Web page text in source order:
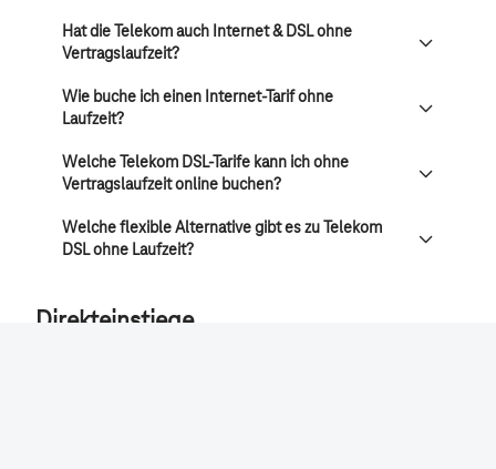
Hat die Telekom auch Internet & DSL ohne
Vertragslaufzeit?
Wie buche ich einen Internet-Tarif ohne
Laufzeit?
Welche Telekom DSL-Tarife kann ich ohne
Vertragslaufzeit online buchen?
Welche flexible Alternative gibt es zu Telekom
DSL ohne Laufzeit?
Direkteinstiege